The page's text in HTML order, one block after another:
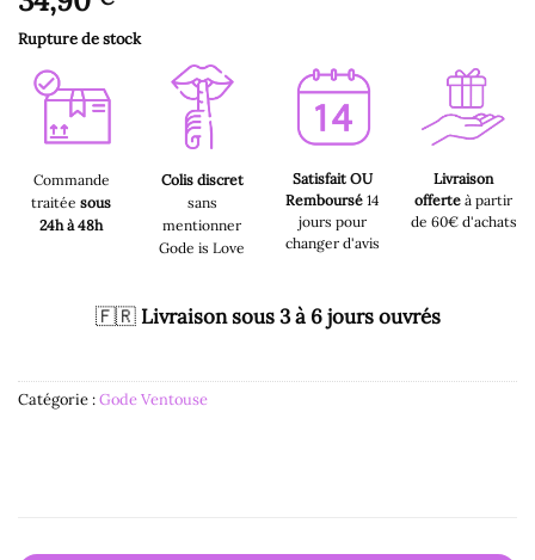
Rupture de stock
Commande
traitée sous
24h à 48h
Colis discret
sans
mentionner
Gode is Love
Satisfait OU
Remboursé14
jours pour
changer d'avis
Livraison
offerte à partir
de 60€ d'achats
🇫🇷 Livraison sous 3 à 6 jours ouvrés
Catégorie :Gode Ventouse